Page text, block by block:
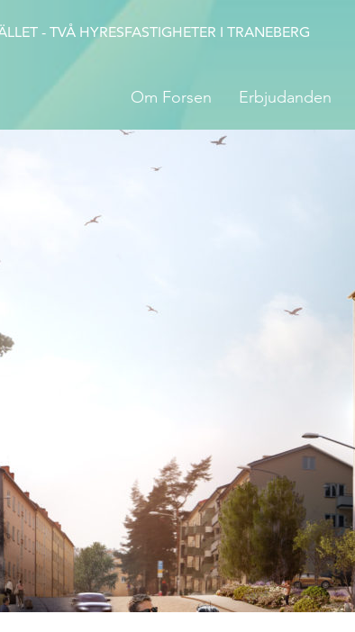
- TVÅ HYRESFASTIGHETER I TRANEBERG
Om Forsen Erbjudanden